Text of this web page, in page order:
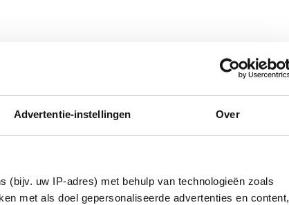
Advertentie-instellingen Over
(bijv. uw IP-adres) met behulp van technologieën zoals
met als doel gepersonaliseerde advertenties en content,